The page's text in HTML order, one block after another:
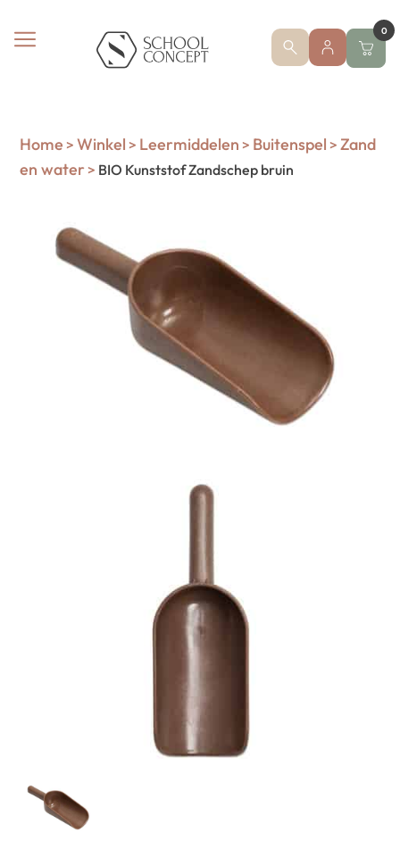
0
Home > Winkel > Leermiddelen > Buitenspel > Zand
en water> BIO Kunststof Zandschep bruin